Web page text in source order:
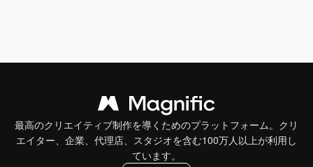
最高のクリエイティブ制作を導くためのプラットフォーム。クリ
エイター、企業、代理店、スタジオを含む100万人以上が利用し
ています。